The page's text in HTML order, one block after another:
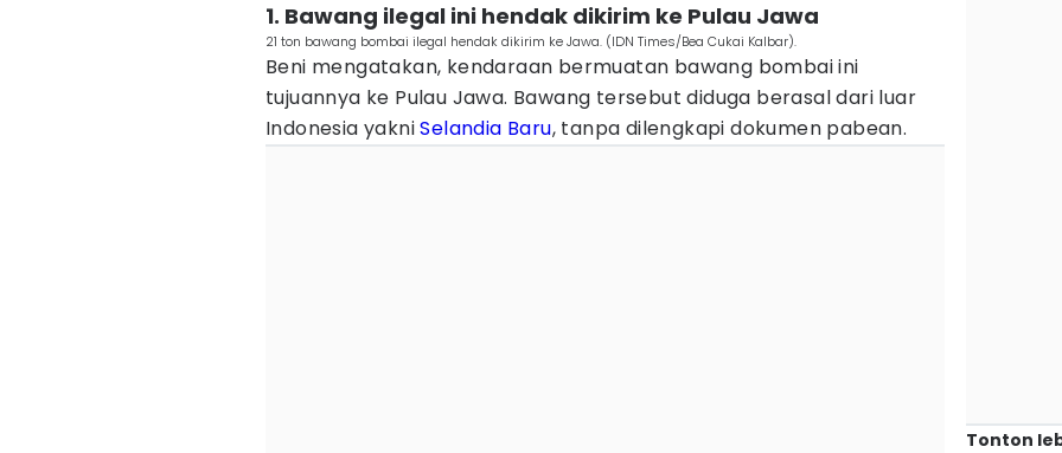
1. Bawang ilegal ini hendak dikirim ke Pulau Jawa
21 ton bawang bombai ilegal hendak dikirim ke Jawa. (IDN Times/Bea Cukai Kalbar).
Beni mengatakan, kendaraan bermuatan bawang bombai ini
tujuannya ke Pulau Jawa. Bawang tersebut diduga berasal dari luar
Indonesia yakniSelandia Baru, tanpa dilengkapi dokumen pabean.
Tonton